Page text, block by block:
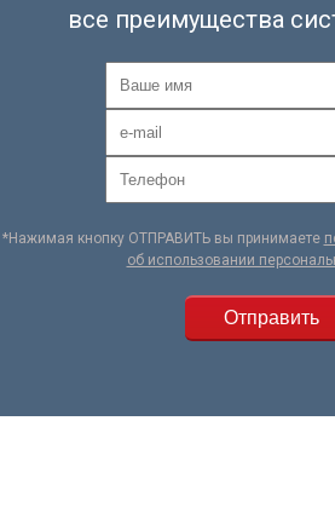
все преимущества
*Нажимая кнопку ОТПРАВИТЬ вы принимаете
об использовании